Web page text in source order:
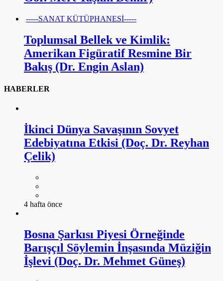
-----SANAT KÜTÜPHANESİ-----
Toplumsal Bellek ve Kimlik:
Amerikan Figüratif Resmine Bir
Bakış (Dr. Engin Aslan)
HABERLER
İkinci Dünya Savaşının Sovyet
Edebiyatına Etkisi (Doç. Dr. Reyhan
Çelik)
4 hafta önce
Bosna Şarkısı Piyesi Örneğinde
Barışçıl Söylemin İnşasında Müziğin
İşlevi (Doç. Dr. Mehmet Güneş)